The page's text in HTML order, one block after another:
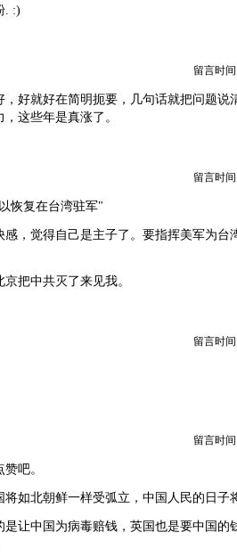
. :)
留言时间
，好就好在简明扼要，几句话就把问题说
这些年是真涨了。
留言时间
恢复在台湾驻军"
感，觉得自己是主子了。要指挥美军为台
把中共灭了来见我。
留言时间
留言时间
吧。
将如北朝鲜一样受弧立，中国人民的日子
是让中国为病毒赔钱，英国也是要中国的